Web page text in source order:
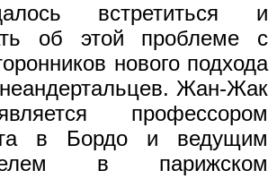
встретиться и
об этой проблеме с
нового подхода
Жан-Жак
профессором
в Бордо и ведущим
в парижском